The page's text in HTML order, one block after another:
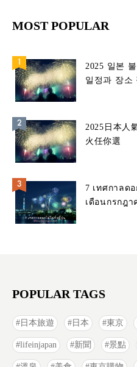
MOST POPULAR
2025 일본
일정과 장소
2025日本人氣煙火
火任你選
7 เทศกาลด
เดือนกรกฎา
POPULAR TAGS
日本旅遊 日本 東京
lifeinjapan 新聞 景點